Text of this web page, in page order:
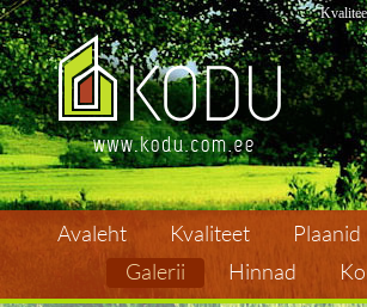
Avaleht Kvaliteet Plaanid
Galerii
Hinnad